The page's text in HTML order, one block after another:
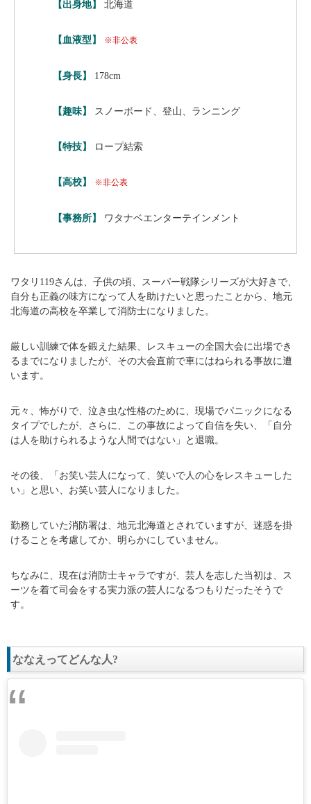
【出身地】 北海道
【血液型】 ※非公表
【身長】 178cm
【趣味】 スノーボード、登山、ランニング
【特技】 ロープ結索
【高校】 ※非公表
【事務所】 ワタナベエンターテインメント
ワタリ119さんは、子供の頃、スーパー戦隊シリーズが大好きで、
自分も正義の味方になって人を助けたいと思ったことから、地元
北海道の高校を卒業して消防士になりました。
厳しい訓練で体を鍛えた結果、レスキューの全国大会に出場でき
るまでになりましたが、その大会直前で車にはねられる事故に遭
います。
元々、怖がりで、泣き虫な性格のために、現場でパニックになる
タイプでしたが、さらに、この事故によって自信を失い、「自分
は人を助けられるような人間ではない」と退職。
その後、「お笑い芸人になって、笑いで人の心をレスキューした
い」と思い、お笑い芸人になりました。
勤務していた消防署は、地元北海道とされていますが、迷惑を掛
けることを考慮してか、明らかにしていません。
ちなみに、現在は消防士キャラですが、芸人を志した当初は、ス
ーツを着て司会をする実力派の芸人になるつもりだったそうで
す。
ななえってどんな人?